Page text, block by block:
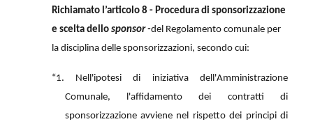
Richiamato l’articolo 8 - Procedura di sponsorizzazione
e scelta dello sponsor-del Regolamento comunale per
la disciplina delle sponsorizzazioni, secondo cui:
“1. Nell'ipotesi di iniziativa dell'Amministrazione
Comunale, l'affidamento dei contratti di
sponsorizzazione avviene nel rispetto dei principi di